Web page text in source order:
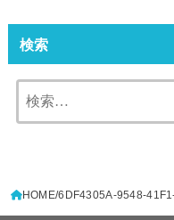
検索
HOME 6DF4305A-9548-